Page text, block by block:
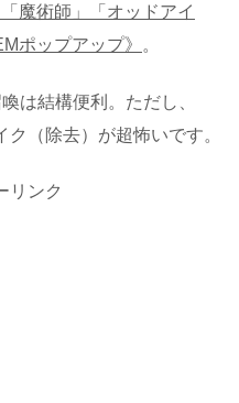
魔術師」「オッドアイ
ポップアップ》 。
は結構便利。ただし、
ク（除去）が超怖いです。
リンク